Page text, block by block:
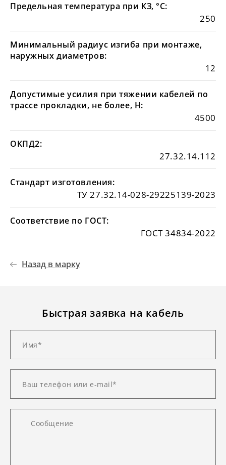
Предельная температура при КЗ, °С:
250
Минимальный радиус изгиба при монтаже,
наружных диаметров:
12
Допустимые усилия при тяжении кабелей по
трассе прокладки, не более, Н:
4500
ОКПД2:
27.32.14.112
Стандарт изготовления:
ТУ 27.32.14-028-29225139-2023
Соответствие по ГОСТ:
ГОСТ 34834-2022
Назад в марку
Быстрая заявка на кабель